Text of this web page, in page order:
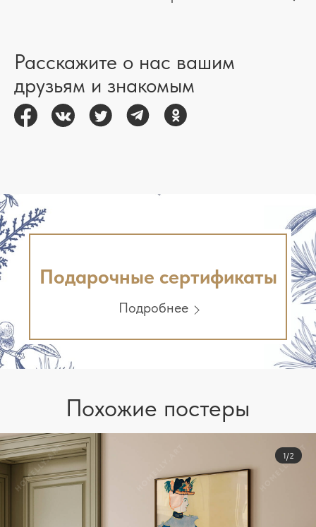
Расскажите о нас вашим
друзьям и знакомым
Подарочные сертификаты
Подробнее
Похожие постеры
1/2